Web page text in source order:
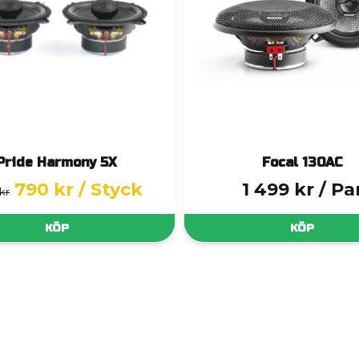
Harmony 5X
790 kr / Styck
KÖP
Focal 130AC
1 499 kr /
KÖP